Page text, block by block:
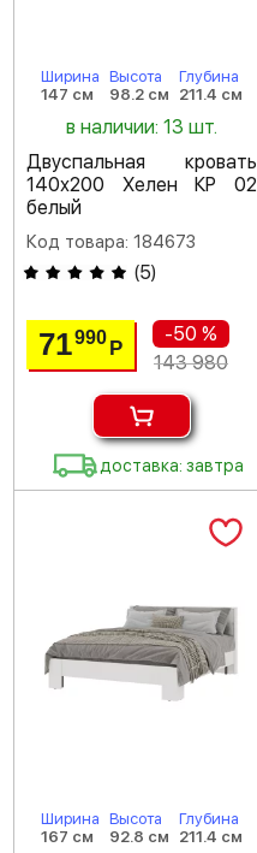
Ширина
147 см
Высота
98.2 см
Глубина
211.4 см
в наличии: 13 шт.
Двуспальная кровать
140х200 Хелен КР 02
белый
Код товара: 184673
(5)
71990Р
-50 %
143 980
доставка: завтра
Ширина
167 см
Высота
92.8 см
Глубина
211.4 см